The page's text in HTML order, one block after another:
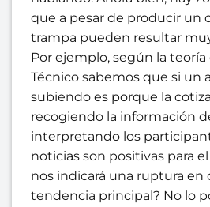
que a pesar de producir un
trampa pueden resultar
Por ejemplo, según la teoría
Técnico sabemos que si un
subiendo es porque la
recogiendo la información
interpretando los
noticias son positivas para
nos indicará una ruptura en
tendencia principal? No lo